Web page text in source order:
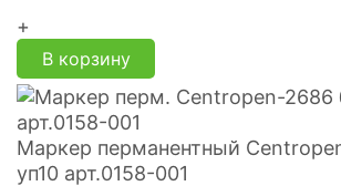
+
В корзину
Маркер перманентный
уп10 арт.0158-001